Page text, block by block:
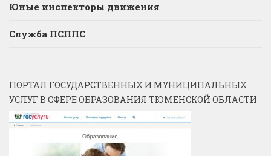
Юные инспекторы движения
Служба ПСППС
ПОРТАЛ ГОСУДАРСТВЕННЫХ И МУНИЦИПАЛЬНЫХ
УСЛУГ В СФЕРЕ ОБРАЗОВАНИЯ ТЮМЕНСКОЙ ОБЛАСТИ